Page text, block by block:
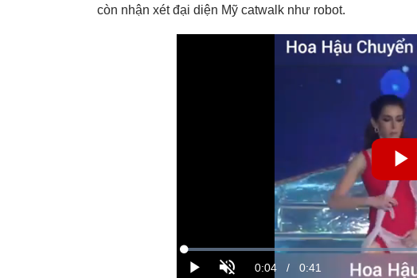
còn nhận xét đại diện Mỹ catwalk như robot.